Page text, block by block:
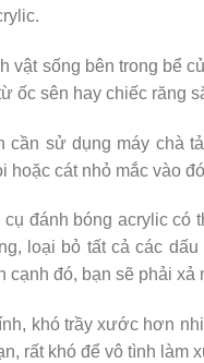
vật sống bên trong bể
ốc sên hay chiếc răng
cần sử dụng máy chà
hoặc cát nhỏ mắc vào
đánh bóng acrylic
loại bỏ tất cả các
cạnh đó, bạn sẽ phải
khó trầy xước hơn
rất khó để vô tình làm